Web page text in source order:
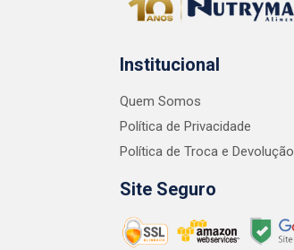
Institucional
Quem Somos
Política de Privacidade
Política de Troca e Devolução
Site Seguro